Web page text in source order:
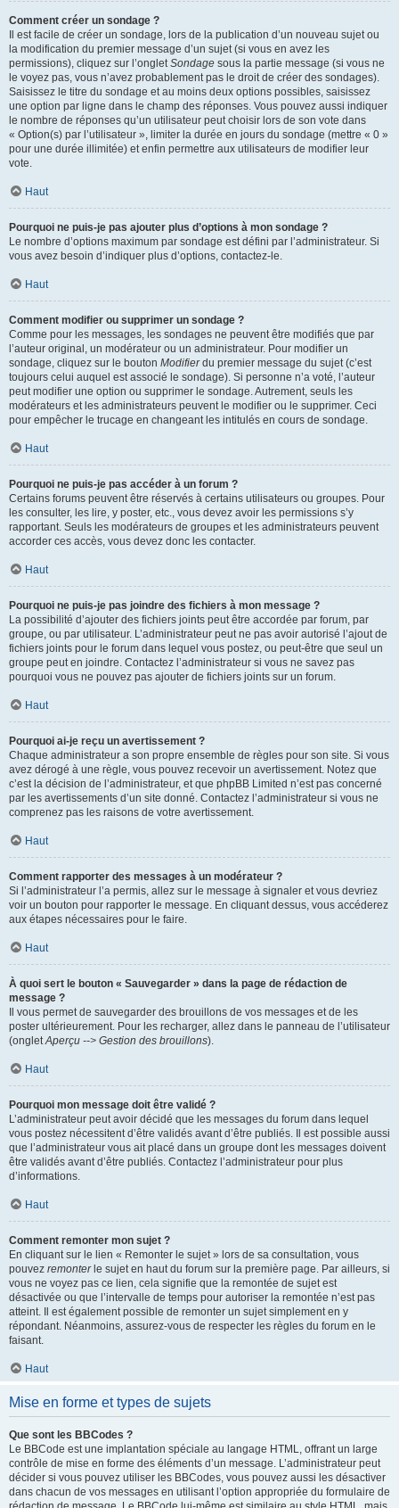
Comment créer un sondage ?
Il est facile de créer un sondage, lors de la publication d’un nouveau sujet ou
la modification du premier message d’un sujet (si vous en avez les
permissions), cliquez sur l’ongletSondage sous la partie message (si vous ne
le voyez pas, vous n’avez probablement pas le droit de créer des sondages).
Saisissez le titre du sondage et au moins deux options possibles, saisissez
une option par ligne dans le champ des réponses. Vous pouvez aussi indiquer
le nombre de réponses qu’un utilisateur peut choisir lors de son vote dans
« Option(s) par l’utilisateur », limiter la durée en jours du sondage (mettre « 0 »
pour une durée illimitée) et enfin permettre aux utilisateurs de modifier leur
vote.
Haut
Pourquoi ne puis-je pas ajouter plus d’options à mon sondage ?
Le nombre d’options maximum par sondage est défini par l’administrateur. Si
vous avez besoin d’indiquer plus d’options, contactez-le.
Haut
Comment modifier ou supprimer un sondage ?
Comme pour les messages, les sondages ne peuvent être modifiés que par
l’auteur original, un modérateur ou un administrateur. Pour modifier un
sondage, cliquez sur le bouton Modifierdu premier message du sujet (c’est
toujours celui auquel est associé le sondage). Si personne n’a voté, l’auteur
peut modifier une option ou supprimer le sondage. Autrement, seuls les
modérateurs et les administrateurs peuvent le modifier ou le supprimer. Ceci
pour empêcher le trucage en changeant les intitulés en cours de sondage.
Haut
Pourquoi ne puis-je pas accéder à un forum ?
Certains forums peuvent être réservés à certains utilisateurs ou groupes. Pour
les consulter, les lire, y poster, etc., vous devez avoir les permissions s’y
rapportant. Seuls les modérateurs de groupes et les administrateurs peuvent
accorder ces accès, vous devez donc les contacter.
Haut
Pourquoi ne puis-je pas joindre des fichiers à mon message ?
La possibilité d’ajouter des fichiers joints peut être accordée par forum, par
groupe, ou par utilisateur. L’administrateur peut ne pas avoir autorisé l’ajout de
fichiers joints pour le forum dans lequel vous postez, ou peut-être que seul un
groupe peut en joindre. Contactez l’administrateur si vous ne savez pas
pourquoi vous ne pouvez pas ajouter de fichiers joints sur un forum.
Haut
Pourquoi ai-je reçu un avertissement ?
Chaque administrateur a son propre ensemble de règles pour son site. Si vous
avez dérogé à une règle, vous pouvez recevoir un avertissement. Notez que
c’est la décision de l’administrateur, et que phpBB Limited n’est pas concerné
par les avertissements d’un site donné. Contactez l’administrateur si vous ne
comprenez pas les raisons de votre avertissement.
Haut
Comment rapporter des messages à un modérateur ?
Si l’administrateur l’a permis, allez sur le message à signaler et vous devriez
voir un bouton pour rapporter le message. En cliquant dessus, vous accéderez
aux étapes nécessaires pour le faire.
Haut
À quoi sert le bouton « Sauvegarder » dans la page de rédaction de
message ?
Il vous permet de sauvegarder des brouillons de vos messages et de les
poster ultérieurement. Pour les recharger, allez dans le panneau de l’utilisateur
(ongletAperçu --> Gestion des brouillons).
Haut
Pourquoi mon message doit être validé ?
L’administrateur peut avoir décidé que les messages du forum dans lequel
vous postez nécessitent d’être validés avant d’être publiés. Il est possible aussi
que l’administrateur vous ait placé dans un groupe dont les messages doivent
être validés avant d’être publiés. Contactez l’administrateur pour plus
d’informations.
Haut
Comment remonter mon sujet ?
En cliquant sur le lien « Remonter le sujet » lors de sa consultation, vous
pouvez remonterle sujet en haut du forum sur la première page. Par ailleurs, si
vous ne voyez pas ce lien, cela signifie que la remontée de sujet est
désactivée ou que l’intervalle de temps pour autoriser la remontée n’est pas
atteint. Il est également possible de remonter un sujet simplement en y
répondant. Néanmoins, assurez-vous de respecter les règles du forum en le
faisant.
Haut
Mise en forme et types de sujets
Que sont les BBCodes ?
Le BBCode est une implantation spéciale au langage HTML, offrant un large
contrôle de mise en forme des éléments d’un message. L’administrateur peut
décider si vous pouvez utiliser les BBCodes, vous pouvez aussi les désactiver
dans chacun de vos messages en utilisant l’option appropriée du formulaire de